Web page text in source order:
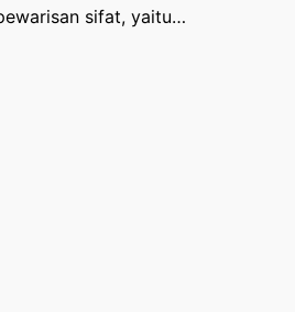
sifat, yaitu…